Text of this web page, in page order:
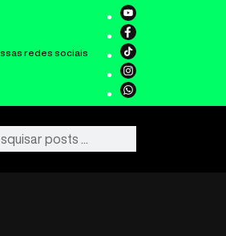
redes sociais